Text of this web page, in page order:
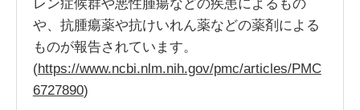
や、抗腫瘍薬や抗けいれん薬などの薬剤による
ものが報告されています。
(https://www.ncbi.nlm.nih.gov/pmc/articles/PMC
6727890)